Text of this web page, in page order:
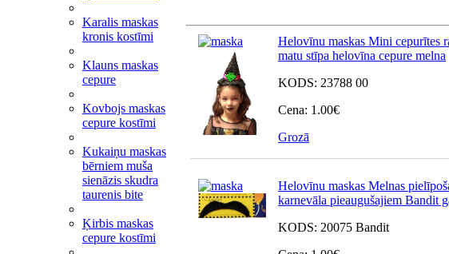
Karalis maskas
kronis kostīmi
Klauns maskas
cepure
Kovbojs maskas
cepure kostīmi
Kukaiņu maskas
bērniem muša
sienāzis skudra
taurenis bite
Ķirbis maskas
cepure kostīmi
Helovīnu maskas Mini cepurītes
matu stīpa helovīna cepure melna
KODS: 23788 00
Cena: 1.00€
Grozā
Helovīnu maskas Melnas
karnevāla pieaugušajiem Bandit
KODS: 20075 Bandit